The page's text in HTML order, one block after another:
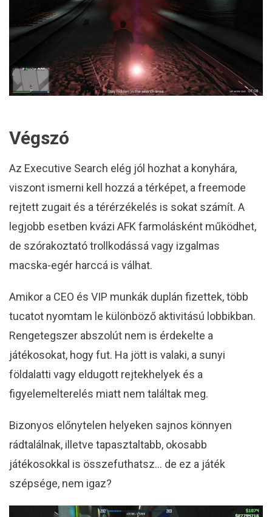
Végszó
Az Executive Search elég jól hozhat a konyhára,
viszont ismerni kell hozzá a térképet, a freemode
rejtett zugait és a térérzékelés is sokat számít. A
legjobb esetben kvázi AFK farmolásként működhet,
de szórakoztató trollkodássá vagy izgalmas
macska-egér harccá is válhat.
Amikor a CEO és VIP munkák duplán fizettek, több
tucatot nyomtam le különböző aktivitású lobbikban.
Rengetegszer abszolút nem is érdekelte a
játékosokat, hogy fut. Ha jött is valaki, a sunyi
földalatti vagy eldugott rejtekhelyek és a
figyelemelterelés miatt nem találtak meg.
Bizonyos előnytelen helyeken sajnos könnyen
rádtalálnak, illetve tapasztaltabb, okosabb
játékosokkal is összefuthatsz… de ez a játék
szépsége, nem igaz?